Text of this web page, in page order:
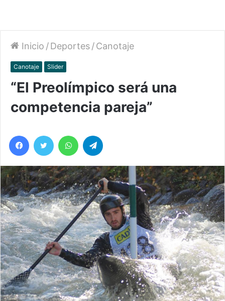
Inicio /Deportes/Canotaje
Canotaje Slider
“El Preolímpico será una
competencia pareja”
Facebook
Twitter WhatsApp